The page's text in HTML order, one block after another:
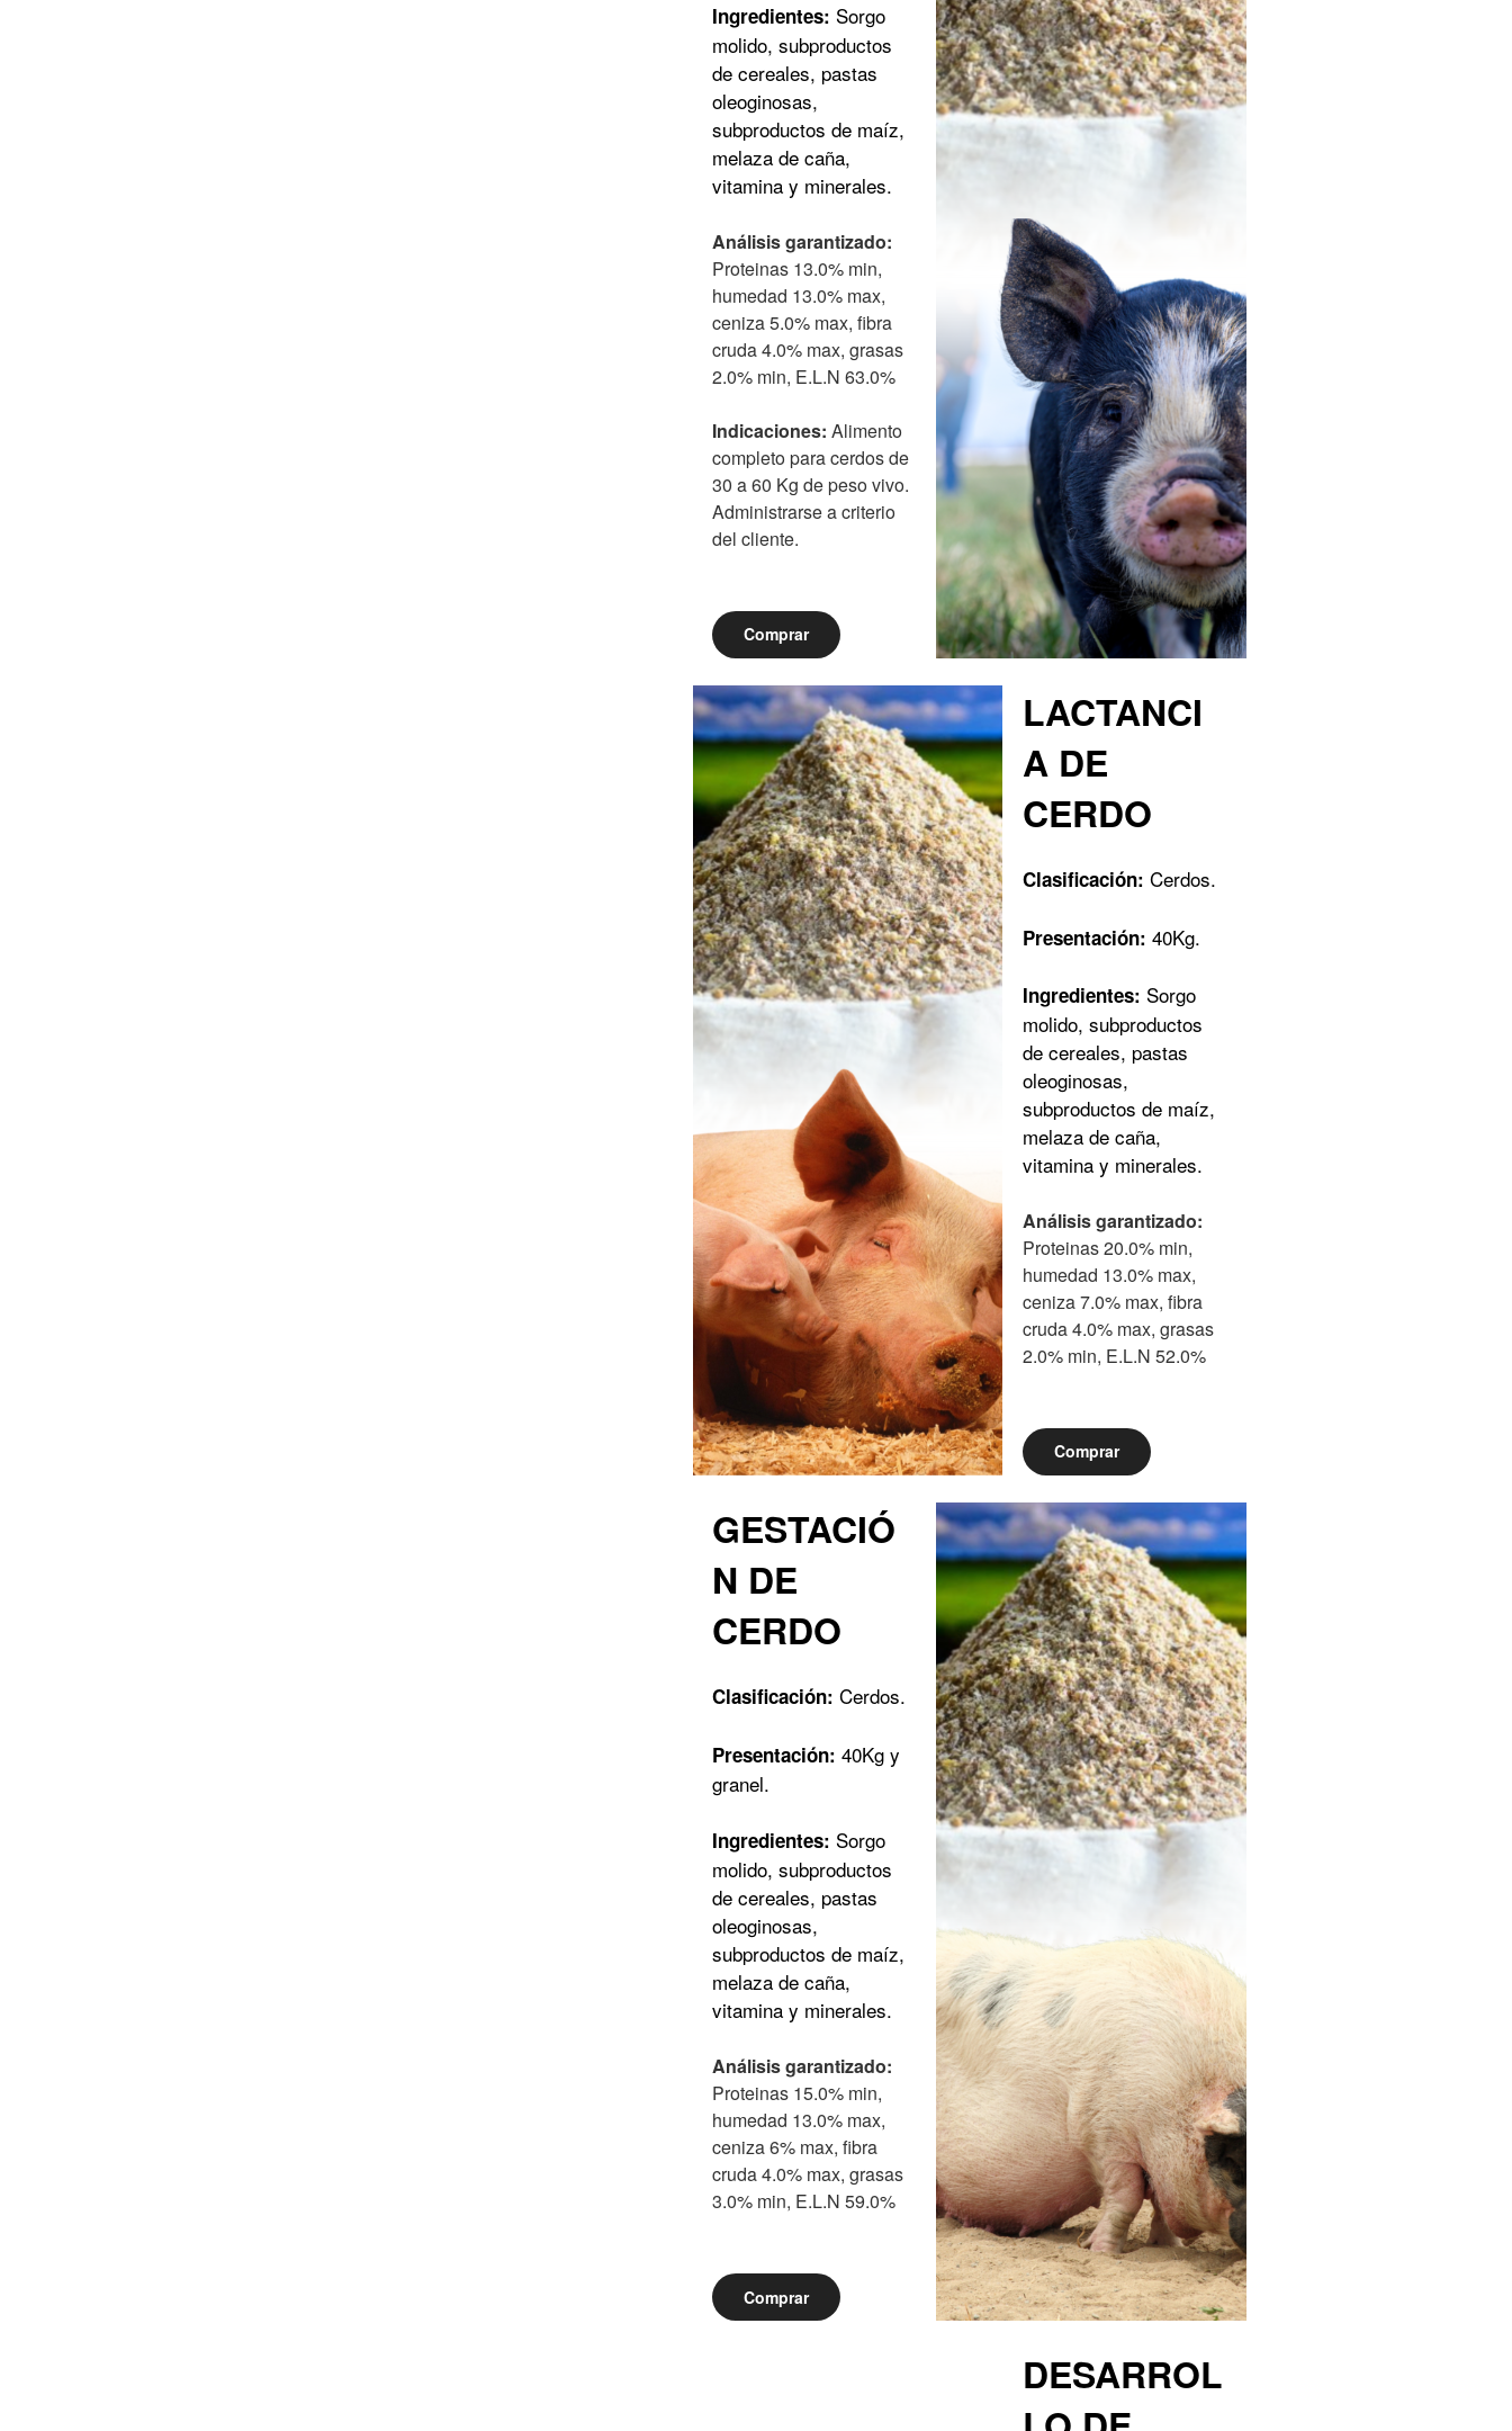
Ingredientes: Sorgo
molido, subproductos
de cereales, pastas
oleoginosas,
subproductos de maíz,
melaza de caña,
vitamina y minerales.
Análisis garantizado:
Proteinas 13.0% min,
humedad 13.0% max,
ceniza 5.0% max, fibra
cruda 4.0% max, grasas
2.0% min, E.L.N 63.0%
Indicaciones: Alimento
completo para cerdos de
30 a 60 Kg de peso vivo.
Administrarse a criterio
del cliente.
Comprar
LACTANCI
A DE
CERDO
Clasificación: Cerdos.
Presentación: 40Kg.
Ingredientes: Sorgo
molido, subproductos
de cereales, pastas
oleoginosas,
subproductos de maíz,
melaza de caña,
vitamina y minerales.
Análisis garantizado:
Proteinas 20.0% min,
humedad 13.0% max,
ceniza 7.0% max, fibra
cruda 4.0% max, grasas
2.0% min, E.L.N 52.0%
Comprar
GESTACIÓ
N DE
CERDO
Clasificación: Cerdos.
Presentación: 40Kg y
granel.
Ingredientes: Sorgo
molido, subproductos
de cereales, pastas
oleoginosas,
subproductos de maíz,
melaza de caña,
vitamina y minerales.
Análisis garantizado:
Proteinas 15.0% min,
humedad 13.0% max,
ceniza 6% max, fibra
cruda 4.0% max, grasas
3.0% min, E.L.N 59.0%
Comprar
DESARROL